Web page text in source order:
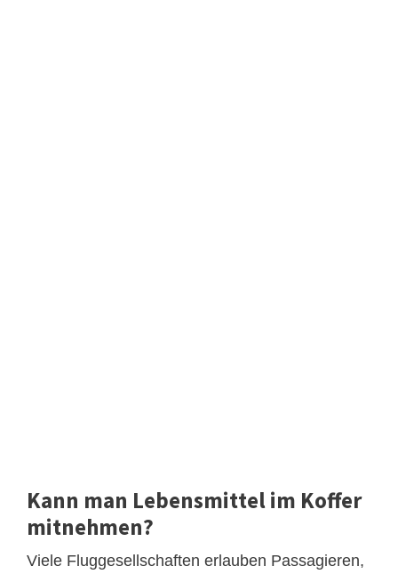
Kann man Lebensmittel im Koffer
mitnehmen?
Viele Fluggesellschaften erlauben Passagieren,